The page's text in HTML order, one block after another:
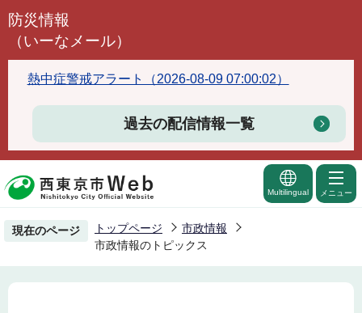
こ
頭
で
防災情報
（いーなメール）
熱中症警戒アラート（2026-08-09 07:00:02）
過去の配信情報一覧
Multilingual メニュー
現在のページ トップページ
市政情報
市政情報のトピックス